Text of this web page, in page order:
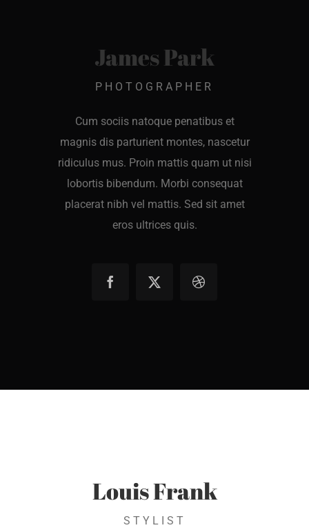
James Park
PHOTOGRAPHER
Cum sociis natoque penatibus et
magnis dis parturient montes, nascetur
ridiculus mus. Proin mattis quam ut nisi
lobortis bibendum. Morbi consequat
placerat nibh vel mattis. Sed sit amet
eros ultrices quis.
Louis Frank
STYLIST